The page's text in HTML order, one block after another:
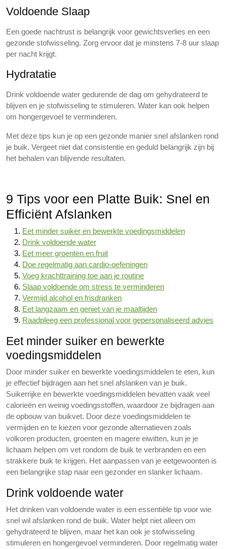
Voldoende Slaap
Een goede nachtrust is belangrijk voor gewichtsverlies en een
gezonde stofwisseling. Zorg ervoor dat je minstens 7-8 uur slaap
per nacht krijgt.
Hydratatie
Drink voldoende water gedurende de dag om gehydrateerd te
blijven en je stofwisseling te stimuleren. Water kan ook helpen
om hongergevoel te verminderen.
Met deze tips kun je op een gezonde manier snel afslanken rond
je buik. Vergeet niet dat consistentie en geduld belangrijk zijn bij
het behalen van blijvende resultaten.
9 Tips voor een Platte Buik: Snel en
Efficiënt Afslanken
Eet minder suiker en bewerkte voedingsmiddelen
Drink voldoende water
Eet meer groenten en fruit
Doe regelmatig aan cardio-oefeningen
Voeg krachttraining toe aan je routine
Slaap voldoende om stress te verminderen
Vermijd alcohol en frisdranken
Eet langzaam en geniet van je maaltijden
Raadpleeg een professional voor gepersonaliseerd advies
Eet minder suiker en bewerkte
voedingsmiddelen
Door minder suiker en bewerkte voedingsmiddelen te eten, kun
je effectief bijdragen aan het snel afslanken van je buik.
Suikerrijke en bewerkte voedingsmiddelen bevatten vaak veel
calorieën en weinig voedingsstoffen, waardoor ze bijdragen aan
de opbouw van buikvet. Door deze voedingsmiddelen te
vermijden en te kiezen voor gezonde alternatieven zoals
volkoren producten, groenten en magere eiwitten, kun je je
lichaam helpen om vet rondom de buik te verbranden en een
strakkere buik te krijgen. Het aanpassen van je eetgewoonten is
een belangrijke stap naar een gezonder en slanker lichaam.
Drink voldoende water
Het drinken van voldoende water is een essentiële tip voor wie
snel wil afslanken rond de buik. Water helpt niet alleen om
gehydrateerd te blijven, maar het kan ook je stofwisseling
stimuleren en hongergevoel verminderen. Door regelmatig water